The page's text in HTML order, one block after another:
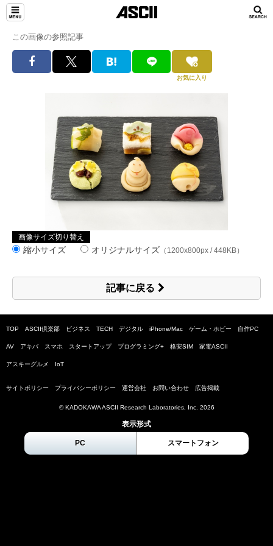
この画像の参照記事
お気に入り
画像サイズ切り替え
縮小サイズ オリジナルサイズ （1200x800px / 448KB）
記事に戻る
TOP ASCII倶楽部 ビジネス TECH デジタル iPhone/Mac ゲーム・ホビー 自作PC
AV アキバ スマホ スタートアップ プログラミング+ 格安SIM 家電ASCII
アスキーグルメ IoT
サイトポリシー プライバシーポリシー 運営会社 お問い合わせ 広告掲載
© KADOKAWA ASCII Research Laboratories, Inc. 2026
表示形式
PC スマートフォン